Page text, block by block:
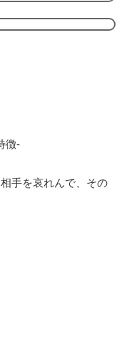
徴-
手を哀れんで、その